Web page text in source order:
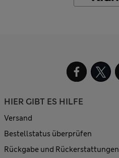
HIER GIBT ES HILFE
Versand
Bestellstatus überprüfen
Rückgabe und Rückerstattungen